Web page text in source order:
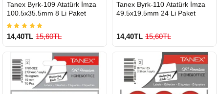
GÖNDERİ
Tanex Byrk-109 Atatürk İmza
100.5x35.5mm 8 Li Paket
14,40TL 15,60TL
GÖNDERİ
Tanex Byrk-110 Atatürk İmza
49.5x19.5mm 24 Li Paket
14,40TL 15,60TL